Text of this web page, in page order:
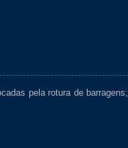
pela rotura de barragens;